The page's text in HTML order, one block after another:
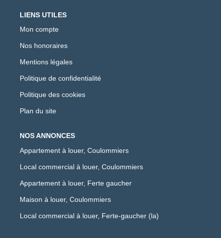
LIENS UTILES
Mon compte
Nos honoraires
Mentions légales
Politique de confidentialité
Politique des cookies
Plan du site
NOS ANNONCES
Appartement à louer, Coulommiers
Local commercial à louer, Coulommiers
Appartement à louer, Ferte gaucher
Maison à louer, Coulommiers
Local commercial à louer, Ferte-gaucher (la)